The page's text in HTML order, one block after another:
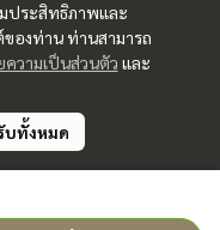
ประสิทธิภาพและ
องท่าน ท่านสามารถ
ความเป็นส่วนตัว และ
บทั้งหมด